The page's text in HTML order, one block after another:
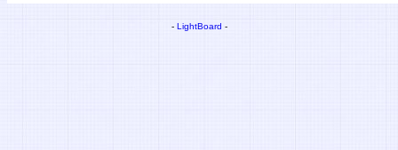
- LightBoard -